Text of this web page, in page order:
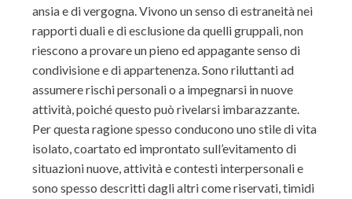
ansia e di vergogna. Vivono un senso di estraneità nei
rapporti duali e di esclusione da quelli gruppali, non
riescono a provare un pieno ed appagante senso di
condivisione e di appartenenza. Sono riluttanti ad
assumere rischi personali o a impegnarsi in nuove
attività, poiché questo può rivelarsi imbarazzante.
Per questa ragione spesso conducono uno stile di vita
isolato, coartato ed improntato sull’evitamento di
situazioni nuove, attività e contesti interpersonali e
sono spesso descritti dagli altri come riservati, timidi